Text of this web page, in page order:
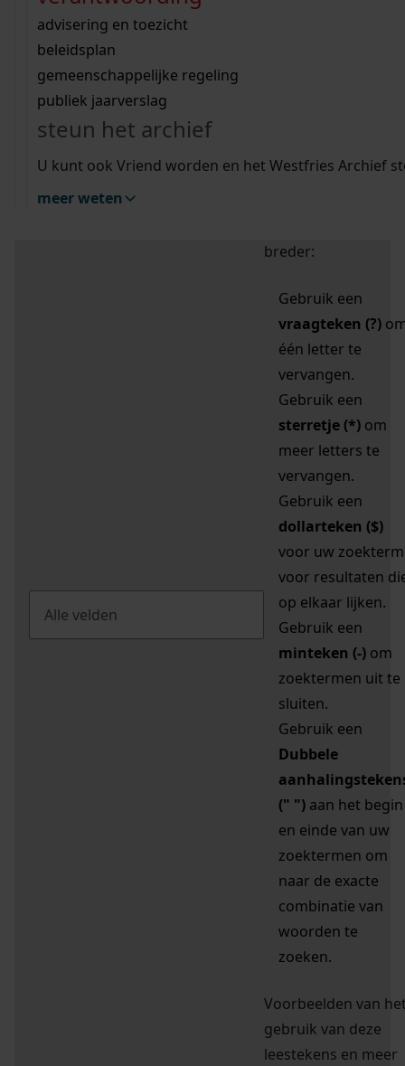
bouwvergunningen
omgevingsvergunningen
vergunningen
beeld en geluid
uitleg nodig?
Wij helpen u op weg met een aantal zoektips.
bekijk alle zoektips
Wij helpen u op weg met een aantal zoektips.
bekijk alle zoektips
bekijk ons geschiedenislokaal
advisering en toezicht
beleidsplan
gemeenschappelijke regeling
publiek jaarverslag
steun het archief
U kunt ook Vriend worden en het Westfries Archief
meer weten
zoektips
Mijn Studiezaal (inloggen)
uw zoekopdracht te
breder:
Gebruik een
vraagteken (?)
één letter te
vervangen.
Gebruik een
sterretje (*) om
meer letters te
vervangen.
Gebruik een
dollarteken ($)
voor uw zoekterm
voor resultaten
op elkaar lijken.
Gebruik een
minteken (-) om
zoektermen uit te
sluiten.
Gebruik een
Dubbele
(" ") aan het begin
en einde van uw
zoektermen om
naar de exacte
combinatie van
woorden te
zoeken.
Voorbeelden van
gebruik van deze
leestekens en meer